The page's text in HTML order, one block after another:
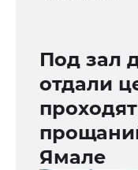
Под зал
отдали
Ямале